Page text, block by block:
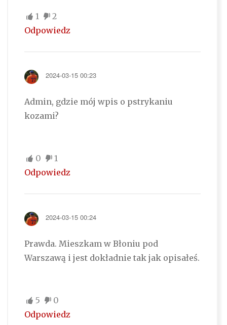
1
2
Odpowiedz
2024-03-15 00:23
Admin, gdzie mój wpis o pstrykaniu
kozami?
0
1
Odpowiedz
2024-03-15 00:24
Prawda. Mieszkam w Błoniu pod
Warszawą i jest dokładnie tak jak opisałeś.
5
0
Odpowiedz